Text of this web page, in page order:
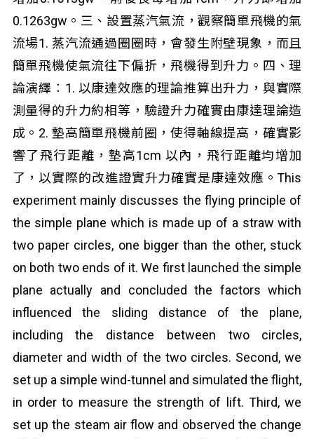
0.1263gw。三、設置蒸汽氣流，觀察簡單飛機的氣
流場1. 蒸汽流通過圈圈時，會發生附壁現象，而且
簡單飛機使氣流往下偏折，飛機得到升力。四、理
論演繹︰1. 以康達效應的理論推算出升力，與實際
測量得的升力約相等，驗證升力確實由康達理論造
成。2. 墊高簡單飛機前圈，使得軸線提高，確實影
響了飛行距離，墊高1cm 以內，飛行距離均增加
了，以實際的改進證實升力確實是康達效應。This
experiment mainly discusses the flying principle of
the simple plane which is made up of a straw with
two paper circles, one bigger than the other, stuck
on both two ends of it. We first launched the simple
plane actually and concluded the factors which
influenced the sliding distance of the plane,
including the distance between two circles,
diameter and width of the two circles. Second, we
set up a simple wind-tunnel and simulated the flight,
in order to measure the strength of lift. Third, we
set up the steam air flow and observed the change